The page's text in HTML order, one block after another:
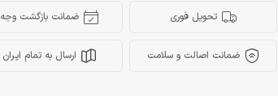
تحویل فوری ضمانت بازگشت وجه
ضمانت اصالت و سلامت ارسال به تمام ایران